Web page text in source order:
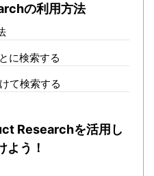
の利用方法
に検索する
て検索する
Researchを活用し
よう！